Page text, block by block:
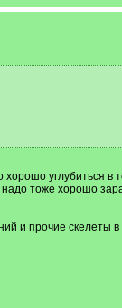
хорошо углубиться
тоже хорошо
и прочие скелеты